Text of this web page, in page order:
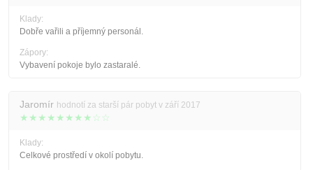
Klady:
Dobře vařili a příjemný personál.
Zápory:
Vybavení pokoje bylo zastaralé.
Jaromír hodnotí za starší pár pobyt v září 2017
★★★★★★★★☆☆
Klady:
Celkové prostředí v okolí pobytu.